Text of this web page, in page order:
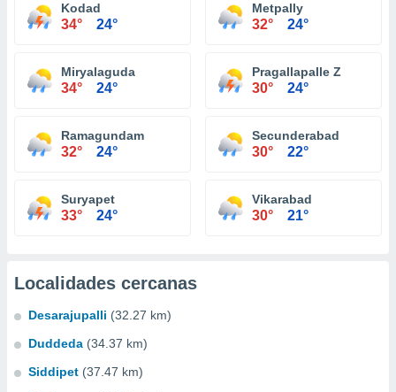
Kodad
34° 24°
Metpally
32° 24°
Miryalaguda
34° 24°
Pragallapalle Z
30° 24°
Ramagundam
32° 24°
Secunderabad
30° 22°
Suryapet
33° 24°
Vikarabad
30° 21°
Localidades cercanas
Desarajupalli (32.27 km)
Duddeda (34.37 km)
Siddipet (37.47 km)